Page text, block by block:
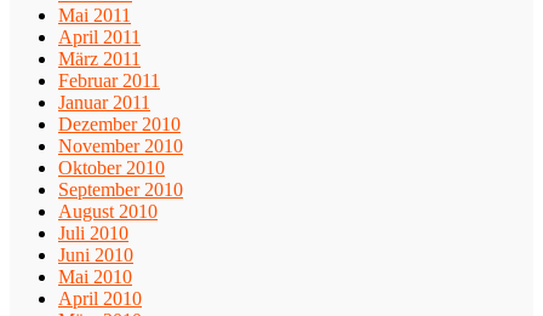
Mai 2011
April 2011
März 2011
Februar 2011
Januar 2011
Dezember 2010
November 2010
Oktober 2010
September 2010
August 2010
Juli 2010
Juni 2010
Mai 2010
April 2010